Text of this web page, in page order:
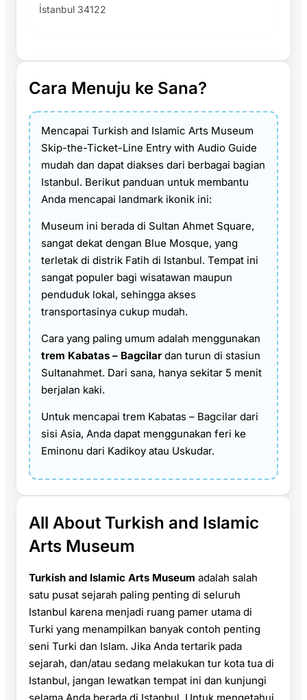
İstanbul 34122
Cara Menuju ke Sana?
Mencapai Turkish and Islamic Arts Museum
Skip-the-Ticket-Line Entry with Audio Guide
mudah dan dapat diakses dari berbagai bagian
Istanbul. Berikut panduan untuk membantu
Anda mencapai landmark ikonik ini:
Museum ini berada di Sultan Ahmet Square,
sangat dekat dengan Blue Mosque, yang
terletak di distrik Fatih di Istanbul. Tempat ini
sangat populer bagi wisatawan maupun
penduduk lokal, sehingga akses
transportasinya cukup mudah.
Cara yang paling umum adalah menggunakan
trem Kabatas – Bagcilar dan turun di stasiun
Sultanahmet. Dari sana, hanya sekitar 5 menit
berjalan kaki.
Untuk mencapai trem Kabatas – Bagcilar dari
sisi Asia, Anda dapat menggunakan feri ke
Eminonu dari Kadikoy atau Uskudar.
All About Turkish and Islamic
Arts Museum
Turkish and Islamic Arts Museum adalah salah
satu pusat sejarah paling penting di seluruh
Istanbul karena menjadi ruang pamer utama di
Turki yang menampilkan banyak contoh penting
seni Turki dan Islam. Jika Anda tertarik pada
sejarah, dan/atau sedang melakukan tur kota tua di
Istanbul, jangan lewatkan tempat ini dan kunjungi